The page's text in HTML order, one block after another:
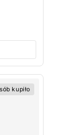
kupiło